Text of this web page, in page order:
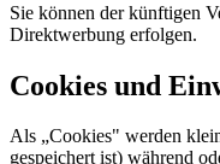
Sie können der künftigen
Direktwerbung erfolgen.
Cookies und
Als „Cookies" werden
gespeichert ist) während